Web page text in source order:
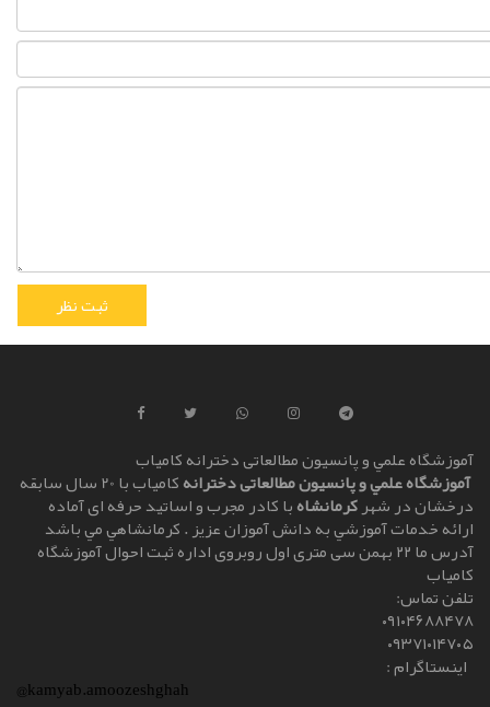
آموزشگاه علمي و پانسیون مطالعاتی دخترانه کامياب
آموزشگاه علمي و پانسیون مطالعاتی دخترانه کامياب با 20 سال سابقه
درخشان در شهرکرمانشاهبا کادر مجرب و اساتيد حرفه ای آماده
ارائه خدمات آموزشي به دانش آموزان عزيز . کرمانشاهي مي باشد
آدرس ما ۲۲ بهمن سی متری اول روبروی اداره ثبت احوال آموزشگاه
کامیاب
تلفن تماس:
۰۹۱۰۴۶۸۸۴۷۸
۰۹۳۷۱۰۱۴۷۰۵
اینستاگرام :
@kamyab.amoozeshghah